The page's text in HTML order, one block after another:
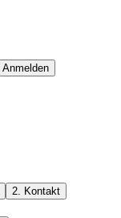
Anmelden
2. Kontakt